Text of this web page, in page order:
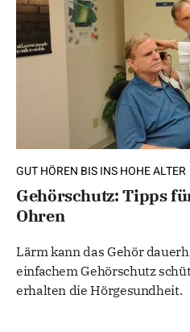
GUT HÖREN BIS INS HOHE ALTER
Gehörschutz: Tipps
Ohren
Lärm kann das Gehör
einfachem Gehörschutz
erhalten die Hörgesundheit.